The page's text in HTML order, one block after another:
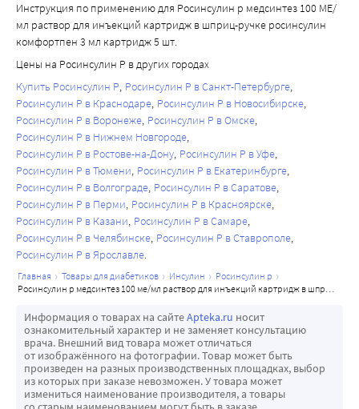
Инструкция по применению для Росинсулин р медсинтез 100 МЕ/
мл раствор для инъекций картридж в шприц-ручке росинсулин
комфортпен 3 мл картридж 5 шт.
Цены на Росинсулин Р в других городах
Купить Росинсулин Р Росинсулин Р в Санкт-Петербурге
Росинсулин Р в Краснодаре Росинсулин Р в Новосибирске
Росинсулин Р в Воронеже Росинсулин Р в Омске
Росинсулин Р в Нижнем Новгороде
Росинсулин Р в Ростове-на-Дону Росинсулин Р в Уфе
Росинсулин Р в Тюмени Росинсулин Р в Екатеринбурге
Росинсулин Р в Волгограде Росинсулин Р в Саратове
Росинсулин Р в Перми Росинсулин Р в Красноярске
Росинсулин Р в Казани Росинсулин Р в Самаре
Росинсулин Р в Челябинске Росинсулин Р в Ставрополе
Росинсулин Р в Ярославле
главная товары для диабетиков инсулин
росинсулин р
росинсулин р медсинтез 100 ме/мл раствор для инъекций картридж в шприц-ручке росинсулин комфортпен 3 мл картридж 5 шт.
Информация о товарах на сайтеApteka.ru носит
ознакомительный характер и не заменяет консультацию
врача. Внешний вид товара может отличаться
от изображённого на фотографии. Товар может быть
произведен на разных производственных площадках, выбор
из которых при заказе невозможен. У товара может
измениться наименование производителя, а товары